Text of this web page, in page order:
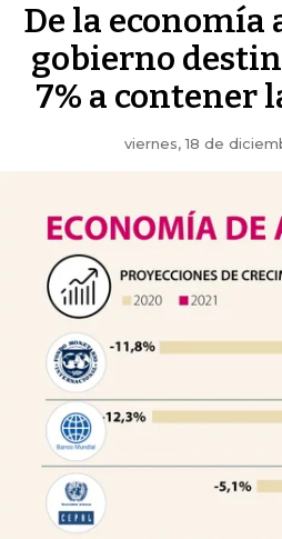
De la economía
gobierno
7% a contener
viernes, 18 de